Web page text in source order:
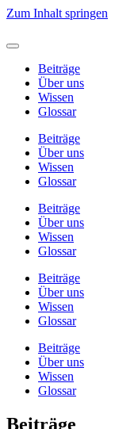
Zum Inhalt springen
Beiträge
Über uns
Wissen
Glossar
Beiträge
Über uns
Wissen
Glossar
Beiträge
Über uns
Wissen
Glossar
Beiträge
Über uns
Wissen
Glossar
Beiträge
Über uns
Wissen
Glossar
Beiträge